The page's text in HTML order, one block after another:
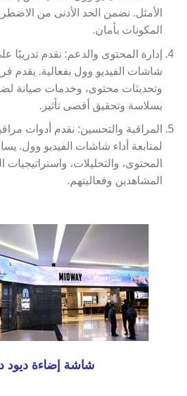
الأمثل. نضمن الحد الأدنى من
المكونات بأمان.
إدارة المحتوى والدعم: نقدم تدريبًا
شاشات الفيديو وول بفعالية. يقدم
وتحديثات محتوى، وخدمات صيانة
بسلاسة وتحقيق أقصى تأثير.
المراقبة والتحسين: نقدم أدوات
لمتابعة أداء شاشات الفيديو وول.
المحتوى، والتحليلات،
المشاهدين وفعاليتهم.
شاشة إضاءة ديود